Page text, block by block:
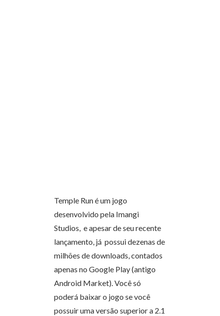
Temple Run é um jogo
desenvolvido pela Imangi
Studios, e apesar de seu recente
lançamento, já possui dezenas de
milhões de downloads, contados
apenas no Google Play (antigo
Android Market). Você só
poderá baixar o jogo se você
possuir uma versão superior a 2.1